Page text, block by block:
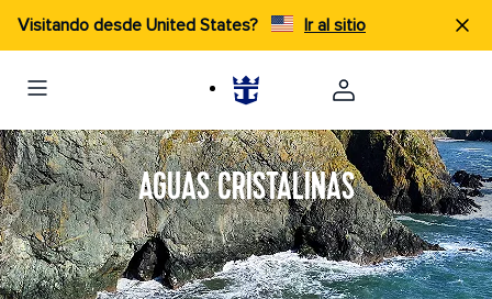
Visitando desde United States? Ir al sitio
AGUAS CRISTALINAS